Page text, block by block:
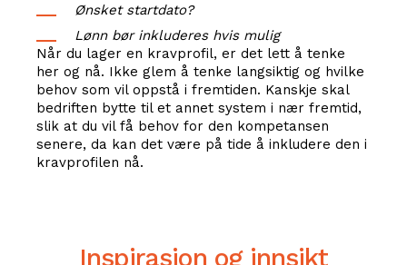
Ønsket startdato?
Lønn bør inkluderes hvis mulig
Når du lager en kravprofil, er det lett å tenke
her og nå. Ikke glem å tenke langsiktig og hvilke
behov som vil oppstå i fremtiden. Kanskje skal
bedriften bytte til et annet system i nær fremtid,
slik at du vil få behov for den kompetansen
senere, da kan det være på tide å inkludere den i
kravprofilen nå.
Inspirasjon og innsikt